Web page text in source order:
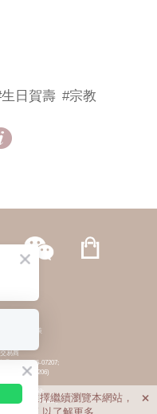
日賀壽 #宗教
私隱政策
易商
:A-B-24-05-07207;
B-24-05-07206)
易商
24-05-07258;
:B-B-24-05-07259)
若您選擇繼續瀏覽本網站，
